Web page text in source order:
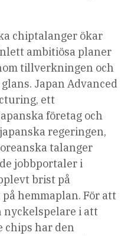
chiptalanger ökar
ambitiösa planer
tillverkningen och
Japan Advanced
ett
företag och
regeringen,
talanger
jobbportaler i
brist på
hemmaplan. För att
i att
chips har den